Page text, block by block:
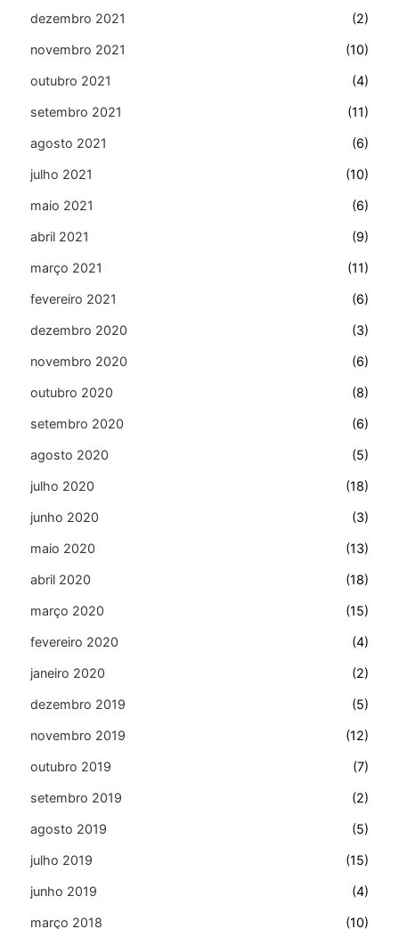
dezembro 2021 (2)
novembro 2021 (10)
outubro 2021 (4)
setembro 2021 (11)
agosto 2021 (6)
julho 2021 (10)
maio 2021 (6)
abril 2021 (9)
março 2021 (11)
fevereiro 2021 (6)
dezembro 2020 (3)
novembro 2020 (6)
outubro 2020 (8)
setembro 2020 (6)
agosto 2020 (5)
julho 2020 (18)
junho 2020 (3)
maio 2020 (13)
abril 2020 (18)
março 2020 (15)
fevereiro 2020 (4)
janeiro 2020 (2)
dezembro 2019 (5)
novembro 2019 (12)
outubro 2019 (7)
setembro 2019 (2)
agosto 2019 (5)
julho 2019 (15)
junho 2019 (4)
março 2018 (10)